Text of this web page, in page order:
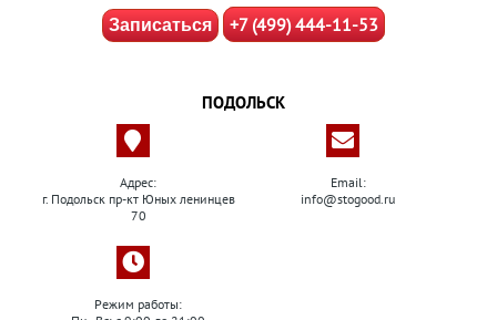
Записаться +7 (499) 444-11-53
ПОДОЛЬСК
Адрес:
г. Подольск пр-кт Юных ленинцев
70
Email:
info@stogood.ru
Режим работы: